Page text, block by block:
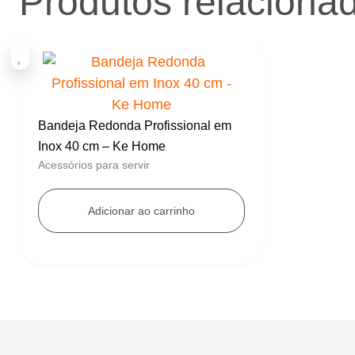
Bandeja Redonda Profissional em
Inox 40 cm – Ke Home
Acessórios para servir
Adicionar ao carrinho